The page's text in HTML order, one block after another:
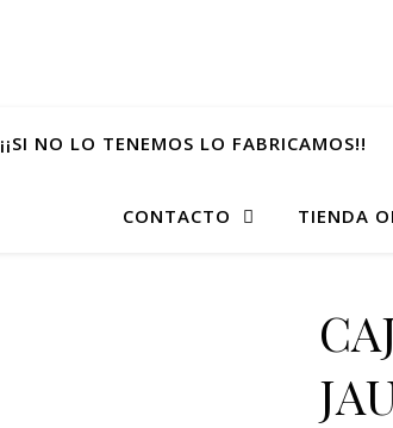
¡¡SI NO LO TENEMOS LO FABRICAMOS!!
CONTACTO TIENDA